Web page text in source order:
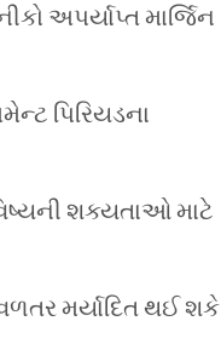
અપર્યાપ્ત માર્જિન
પિરિયડના
શક્યતાઓ માટે
મર્યાદિત થઈ શકે